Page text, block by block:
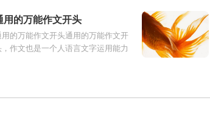
用的万能作文开头
用的万能作文开头通用的万能作文开
，作文也是一个人语言文字运用能力